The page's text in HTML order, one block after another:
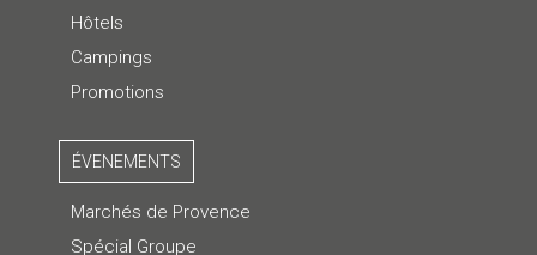
Hôtels
Campings
Promotions
ÉVENEMENTS
Marchés de Provence
Spécial Groupe